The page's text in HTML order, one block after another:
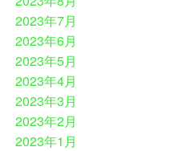
2023年7月
2023年6月
2023年5月
2023年4月
2023年3月
2023年2月
2023年1月